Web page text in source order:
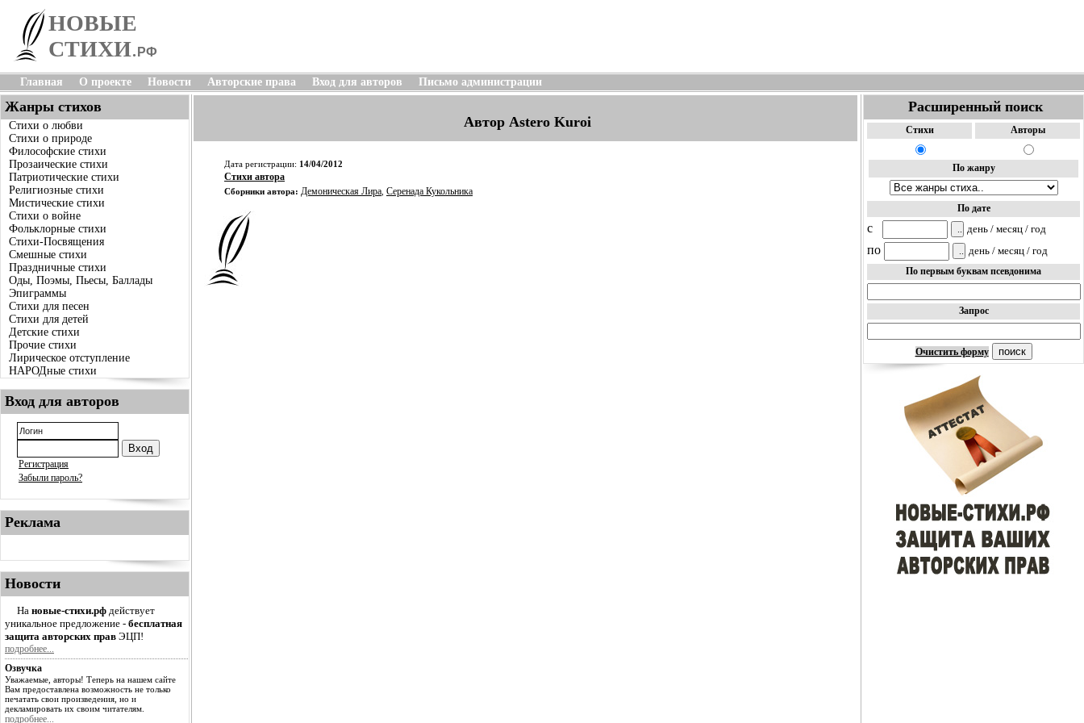
НОВЫЕ
СТИХИ. РФ
Главная О проекте Новости Авторские права Вход для авторов Письмо администрации
Жанры стихов
Стихи о любви
Стихи о природе
Философские стихи
Прозаические стихи
Патриотические стихи
Религиозные стихи
Мистические стихи
Стихи о войне
Фольклорные стихи
Стихи-Посвящения
Смешные стихи
Праздничные стихи
Оды, Поэмы, Пьесы, Баллады
Эпиграммы
Стихи для песен
Стихи для детей
Детские стихи
Прочие стихи
Лирическое отступление
НАРОДные стихи
Вход для авторов
Регистрация
Забыли пароль?
Реклама
Новости
На новые-стихи.рф действует
уникальное предложение - бесплатная
защита авторских прав ЭЦП!
подробнее...
Озвучка
Уважаемые, авторы! Теперь на нашем сайте
Вам предоставлена возможность не только
печатать свои произведения, но и
декламировать их своим читателям.
подробнее...
Автор Astero Kuroi
Дата регистрации: 14/04/2012
Стихи автора
Сборники автора: Демоническая Лира Серенада Кукольника
Расширенный поиск
Стихи Авторы
По жанру
По дате
c день / месяц / год
по день / месяц / год
По первым буквам псевдонима
Запрос
Очистить форму